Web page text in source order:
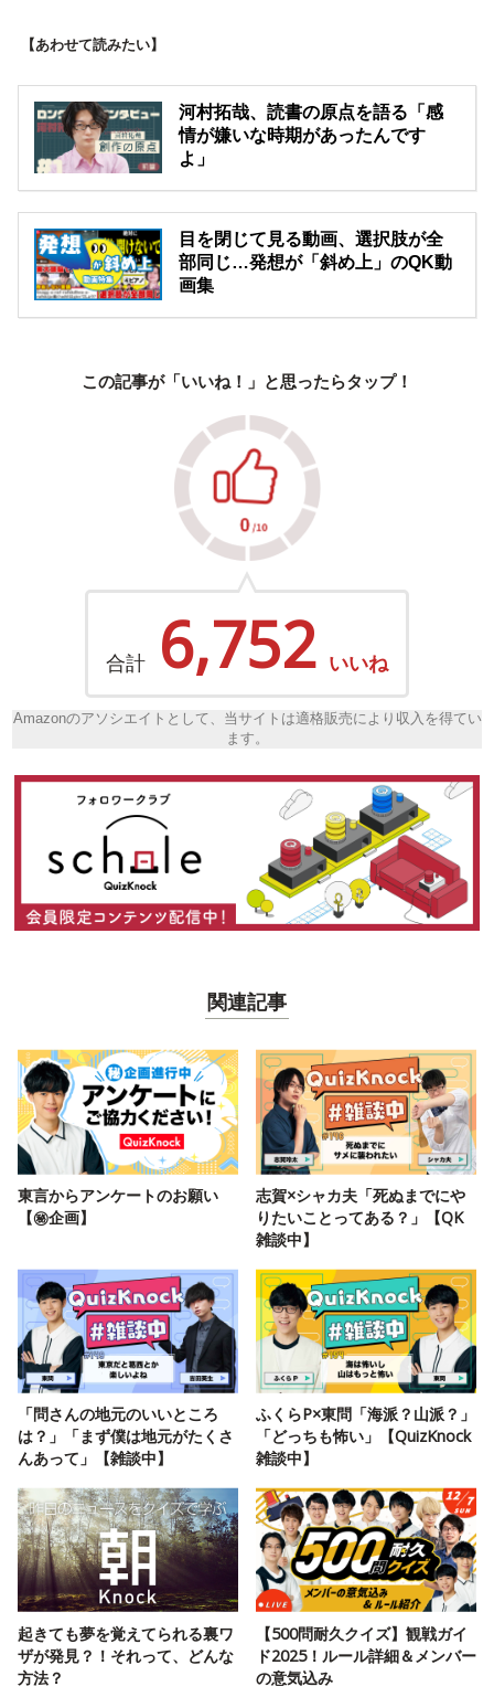
【あわせて読みたい】
河村拓哉、読書の原点を語る「感
情が嫌いな時期があったんです
よ」
目を閉じて見る動画、選択肢が全
部同じ…発想が「斜め上」のQK動
画集
この記事が「いいね！」と思ったらタップ！
合計 6,752 いいね
Amazonのアソシエイトとして、当サイトは適格販売により収入を得てい
ます。
関連記事
東言からアンケートのお願い
【㊙️企画】
志賀×シャカ夫「死ぬまでにや
りたいことってある？」【QK
雑談中】
「問さんの地元のいいところ
は？」「まず僕は地元がたくさ
んあって」【雑談中】
ふくらP×東問「海派？山派？」
「どっちも怖い」【QuizKnock
雑談中】
起きても夢を覚えてられる裏ワ
ザが発見？！それって、どんな
方法？
【500問耐久クイズ】観戦ガイ
ド2025！ルール詳細＆メンバー
の意気込み